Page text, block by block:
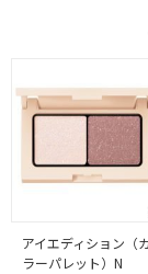
アイエディション（カ
ラーパレット）N